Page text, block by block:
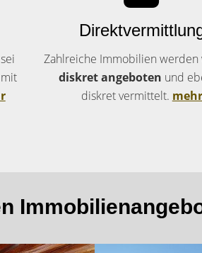
Zahlreiche Immobilien werden
diskret angeboten und
diskret vermittelt. mehr